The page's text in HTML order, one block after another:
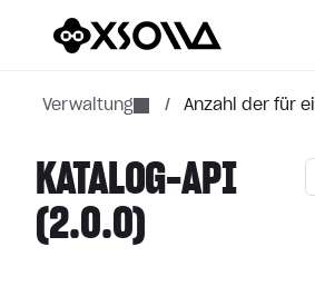
Verwaltung / Anzahl der für
KATALOG-API
(2.0.0)